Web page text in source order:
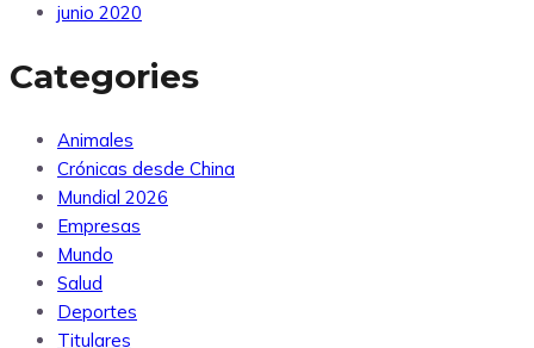
junio 2020
Categories
Animales
Crónicas desde China
Mundial 2026
Empresas
Mundo
Salud
Deportes
Titulares